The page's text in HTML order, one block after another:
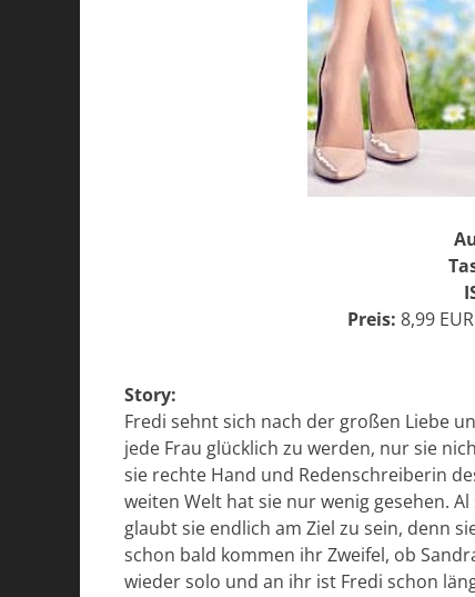
Preis: 8,99
Story:
Fredi sehnt sich nach der großen Liebe
jede Frau glücklich zu werden, nur sie
sie rechte Hand und Redenschreiberin
weiten Welt hat sie nur wenig gesehen.
glaubt sie endlich am Ziel zu sein, denn
schon bald kommen ihr Zweifel, ob
wieder solo und an ihr ist Fredi schon